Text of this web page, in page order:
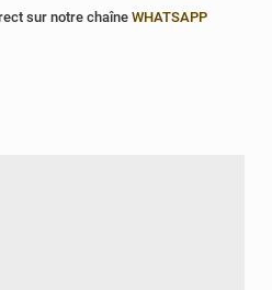
sur notre chaîne WHATSAPP